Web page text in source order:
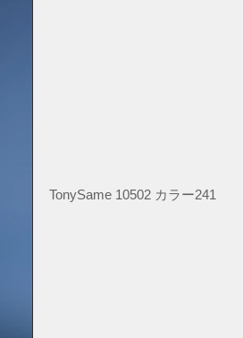
TonySame 10502 カラー241